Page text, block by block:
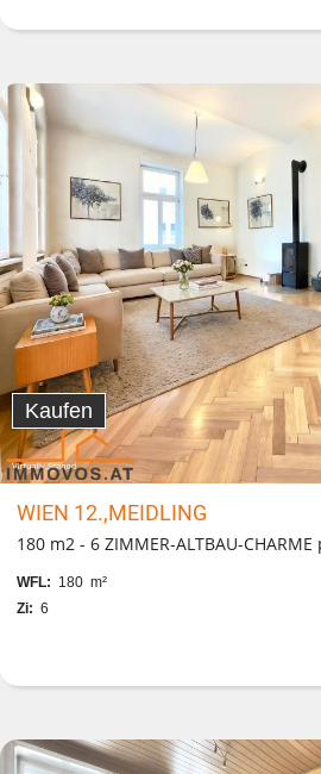
Kaufen
WIEN 12.,MEIDLING
180 m2 - 6 ZIMMER-ALTBAU-CHARME
WFL: 180 m²
Zi: 6